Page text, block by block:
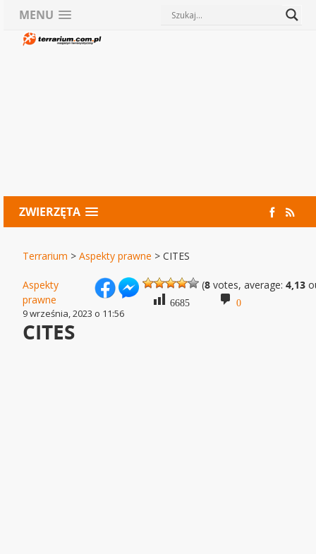
MENU
ZWIERZĘTA
Terrarium >Aspekty prawne >CITES
(8 votes, average:4,13
6685 0
Aspekty
prawne
9 września, 2023 o 11:56
CITES